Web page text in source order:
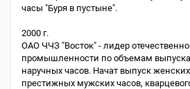
часы "Буря в пустыне".
2000 г.
ОАО ЧЧЗ "Восток" - лидер
промышленности по объемам
наручных часов. Начат выпуск
престижных мужских часов,